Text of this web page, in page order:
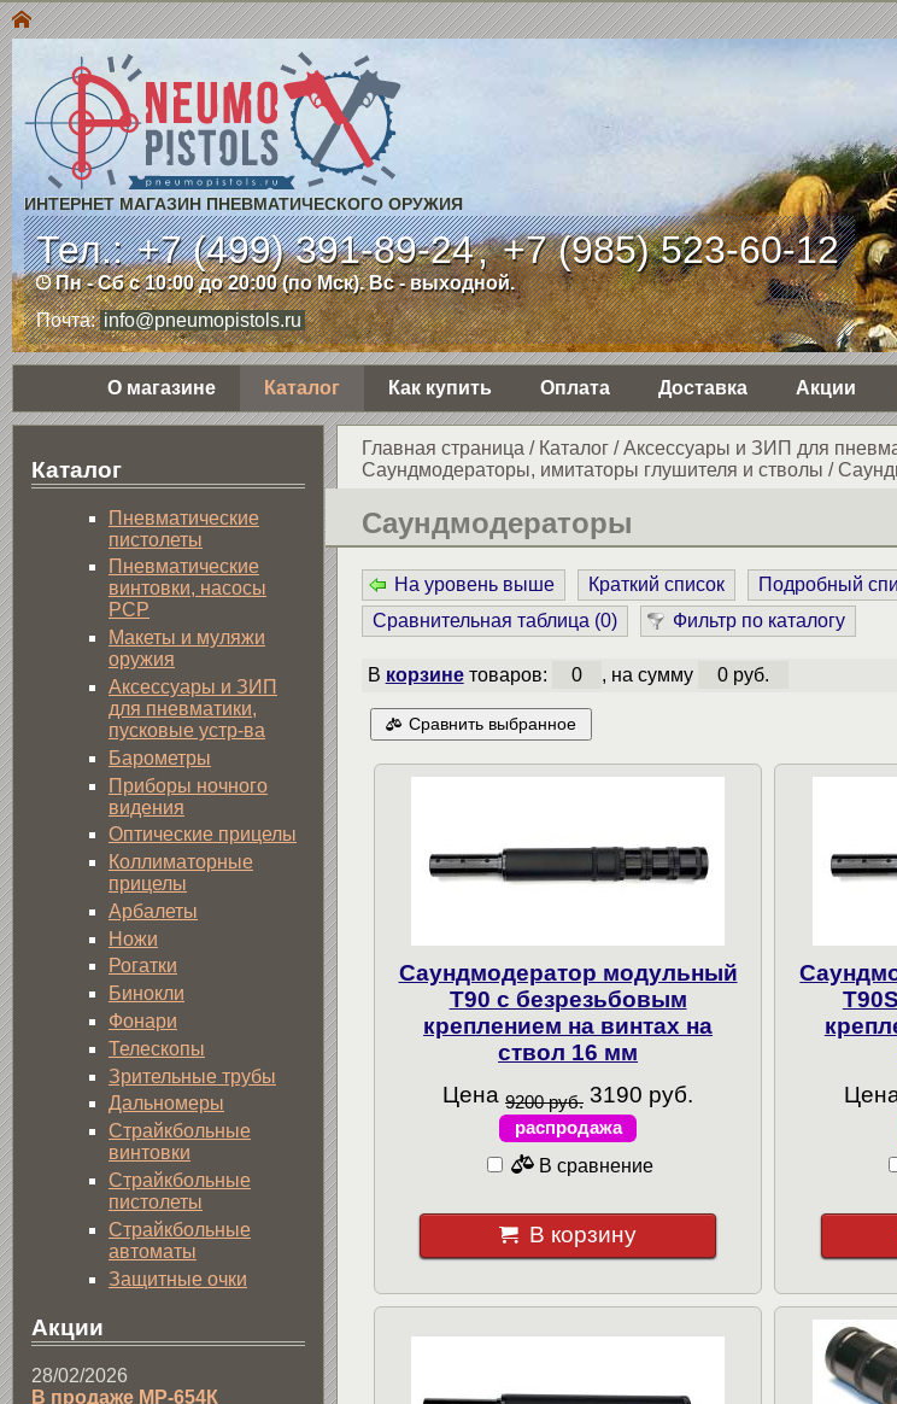
ИНТЕРНЕТ МАГАЗИН ПНЕВМАТИЧЕСКОГО ОРУЖИЯ
Тел.:+7 (499) 391-89-24,+7 (985) 523-60-12
Пн - Сб с 10:00 до 20:00 (по Мск). Вс - выходной.
Почта: info@pneumopistols.ru
О магазине Каталог Как купить Оплата Доставка Акции
Главная страница / Каталог/Аксессуары и ЗИП для
Саундмодераторы, имитаторы глушителя и стволы /
Саундмодераторы
На уровень выше Краткий список
Подробный
Сравнительная таблица (0) Фильтр по каталогу
В корзинетоваров: 0 , на сумму 0 руб.
Сравнить выбранное
Саундмодератор модульный
T90 с безрезьбовым
креплением на винтах на
ствол 16 мм
Цена9200 руб. 3190 руб.
распродажа
В сравнение
В корзину
Каталог
Пнев­ма­ти­чес­кие
пистолеты
Пневматические
винтовки, насосы
PCP
Макеты и муляжи
оружия
Аксессуары и ЗИП
для пневматики,
пусковые устр-ва
Барометры
Приборы ночного
видения
Оптические прицелы
Коллиматорные
прицелы
Арбалеты
Ножи
Рогатки
Бинокли
Фонари
Телескопы
Зрительные трубы
Дальномеры
Страйкбольные
винтовки
Страйкбольные
пистолеты
Страйкбольные
автоматы
Защитные очки
Акции
28/02/2026
В продаже МР-654К